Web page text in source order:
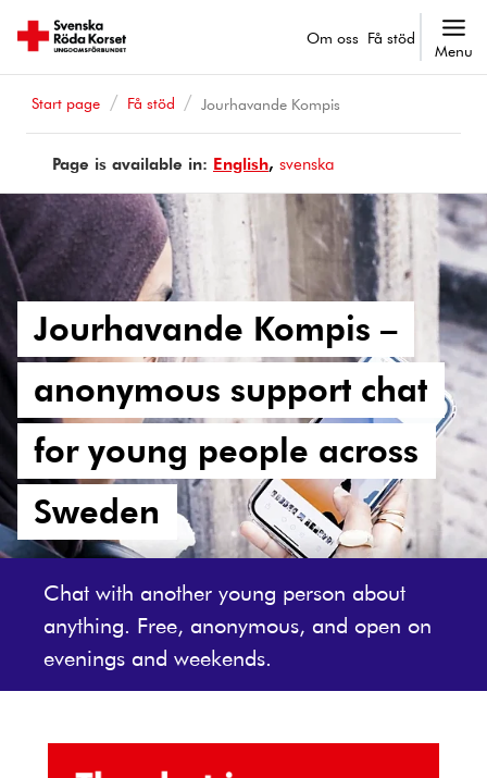
Om oss Få stöd
Menu
Start page Få stöd Jourhavande Kompis
Page is available in: Page
English Sidan
på
svenska
Jourhavande Kompis –
anonymous support chat
for young people across
Sweden
Chat with another young person about
anything. Free, anonymous, and open on
evenings and weekends.